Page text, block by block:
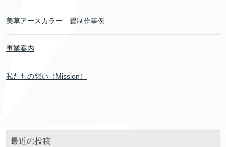
美草アースカラー 畳制作事例
事業案内
私たちの想い（Mission）
最近の投稿